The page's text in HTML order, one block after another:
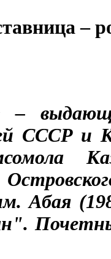
–
–
СССР и
Абая
".